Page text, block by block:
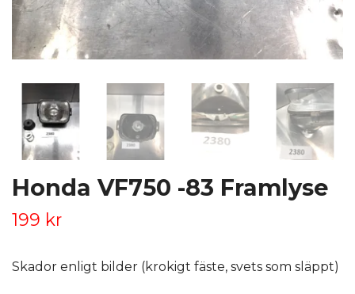
Honda VF750 -83 Framlyse
199 kr
Skador enligt bilder (krokigt fäste, svets som släppt)